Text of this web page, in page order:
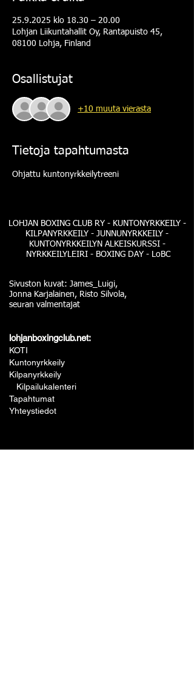
25.9.2025 klo 18.30 – 20.00
Lohjan Liikuntahallit Oy, Rantapuisto 45,
08100 Lohja, Finland
Osallistujat
+10 muuta vierasta
Tietoja tapahtumasta
Ohjattu kuntonyrkkeilytreeni
LOHJAN BOXING CLUB RY - KUNTONYRKKEILY -
KILPANYRKKEILY - JUNNUNYRKKEILY -
KUNTONYRKKEILYN ALKEISKURSSI -
NYRKKEILYLEIRI - BOXING DAY - LoBC
Sivuston kuvat: James_Luigi,
Jonna Karjalainen, Risto Silvola,
seuran valmentajat
lohjanboxingclub.net:
KOTI
Kuntonyrkkeily
Kilpanyrkkeily
Kilpailukalenteri
Tapahtumat
Yhteystiedot